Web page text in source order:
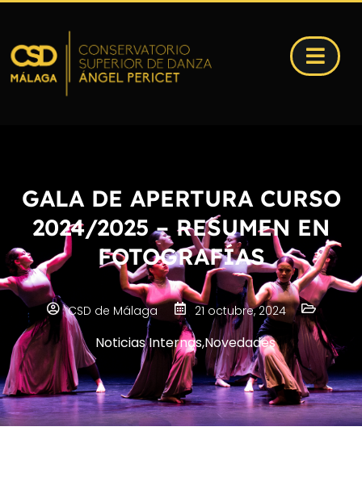
GALA DE APERTURA CURSO
2024/2025 – RESUMEN EN
FOTOGRAFÍAS
CSD de Málaga 21 octubre, 2024
Noticias Internas,Novedades